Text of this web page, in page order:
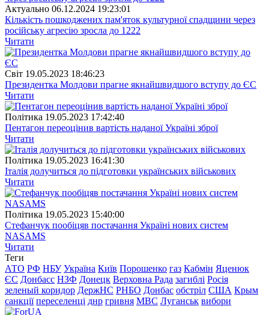
Актуально 06.12.2024 19:23:01
Кількість пошкоджених пам'яток культурної спадщини через
російську агресію зросла до 1222
Читати
Свiт 19.05.2023 18:46:23
Президентка Молдови прагне якнайшвидшого вступу до ЄС
Читати
Полiтика 19.05.2023 17:42:40
Пентагон переоцінив вартість наданої Україні зброї
Читати
Полiтика 19.05.2023 16:41:30
Італія долучиться до підготовки українських військових
Читати
Полiтика 19.05.2023 15:40:00
Стефанчук пообіцяв постачання Україні нових систем
NASAMS
Читати
Теги
АТО РФ НБУ Україна Київ Порошенко газ Кабмін Яценюк
ЄС Донбасс НЗФ Донецк Верховна Рада загиблі Росія
зеленый коридор ДержНС РНБО Донбас обстріл США Крым
санкції переселенці днр гривня МВС Луганськ вибори